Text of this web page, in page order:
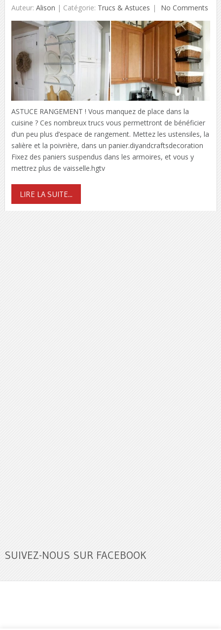
Auteur: Alison | Catégorie: Trucs & Astuces No Comments
ASTUCE RANGEMENT ! Vous manquez de place dans la
cuisine ? Ces nombreux trucs vous permettront de bénéficier
d’un peu plus d’espace de rangement. Mettez les ustensiles, la
salière et la poivrière, dans un panier.diyandcraftsdecoration
Fixez des paniers suspendus dans les armoires, et vous y
mettrez plus de vaisselle.hgtv
LIRE LA SUITE...
SUIVEZ-NOUS SUR FACEBOOK